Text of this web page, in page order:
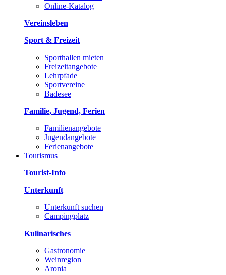
Online-Katalog
Vereinsleben
Sport & Freizeit
Sporthallen mieten
Freizeitangebote
Lehrpfade
Sportvereine
Badesee
Familie, Jugend, Ferien
Familienangebote
Jugendangebote
Ferienangebote
Tourismus
Tourist-Info
Unterkunft
Unterkunft suchen
Campingplatz
Kulinarisches
Gastronomie
Weinregion
Aronia